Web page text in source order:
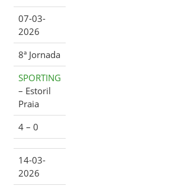
07-03-
2026
8ª Jornada
SPORTING
– Estoril
Praia
4 – 0
14-03-
2026